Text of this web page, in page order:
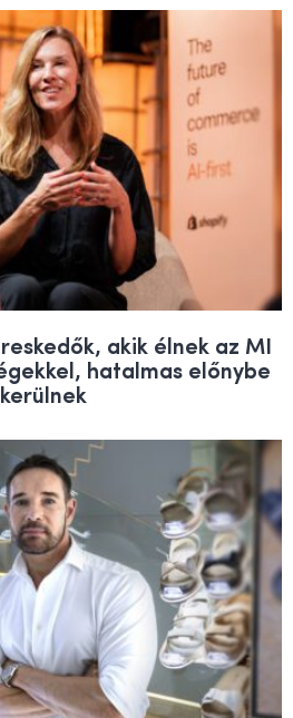
akik élnek az MI
hatalmas előnybe
kerülnek